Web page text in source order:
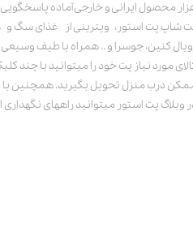
محصول ایرانی و خارجی آماده
شاپ پت استور، ویترینی از غذای سگ و
کنین، جوسرا و .. همراه با طیف
مورد نیاز پت خود را میتوانید با چند
درب منزل تحویل بگیرید. همچنین با
وبلاگ پت استور میتوانید راههای